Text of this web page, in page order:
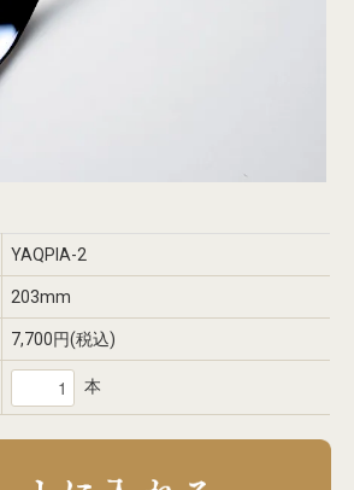
YAQPIA-2
203mm
7,700円(税込)
本